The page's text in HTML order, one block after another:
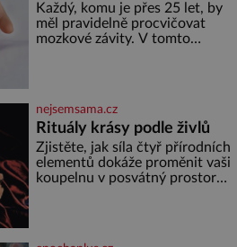
Každý, komu je přes 25 let, by
měl pravidelně procvičovat
mozkové závity. V tomto
marně v paměti lovíte název
knížky, kterou jste nedávno
přečetli. Je to opravdu tak, s
věkem jako kdyby se paměť
rozhodla stávkovat. Cvičte
nejsemsama.cz
Rituály krásy podle živlů
Zjistěte, jak síla čtyř přírodních
elementů dokáže proměnit vaši
koupelnu v posvátný prostor